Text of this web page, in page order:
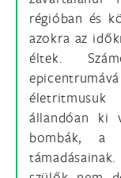
régióban és
azokra az
éltek.
állandóan ki
bombák, a